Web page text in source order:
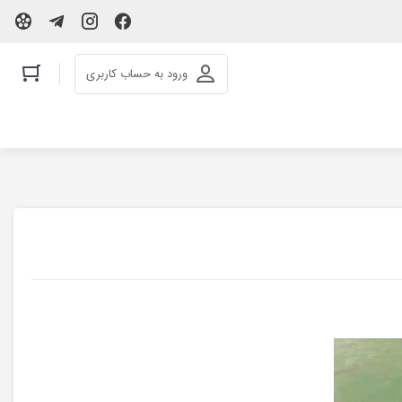
ورود به حساب کاربری